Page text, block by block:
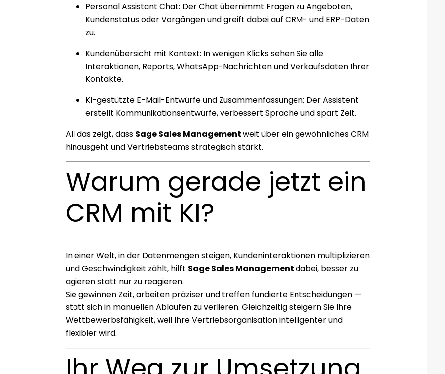
Personal Assistant Chat: Der Chat übernimmt Fragen zu Angeboten,
Kundenstatus oder Vorgängen und greift dabei auf CRM- und ERP-Daten
zu.
Kundenübersicht mit Kontext: In wenigen Klicks sehen Sie alle
Interaktionen, Reports, WhatsApp-Nachrichten und Verkaufsdaten Ihrer
Kontakte.
KI-gestützte E-Mail-Entwürfe und Zusammenfassungen: Der Assistent
erstellt Kommunikationsentwürfe, verbessert Sprache und spart Zeit.
All das zeigt, dass Sage Sales Managementweit über ein gewöhnliches CRM
hinausgeht und Vertriebsteams strategisch stärkt.
Warum gerade jetzt ein
CRM mit KI?
In einer Welt, in der Datenmengen steigen, Kundeninteraktionen multiplizieren
und Geschwindigkeit zählt, hilft Sage Sales Managementdabei, besser zu
agieren statt nur zu reagieren.
Sie gewinnen Zeit, arbeiten präziser und treffen fundierte Entscheidungen —
statt sich in manuellen Abläufen zu verlieren. Gleichzeitig steigern Sie Ihre
Wettbewerbsfähigkeit, weil Ihre Vertriebsorganisation intelligenter und
flexibler wird.